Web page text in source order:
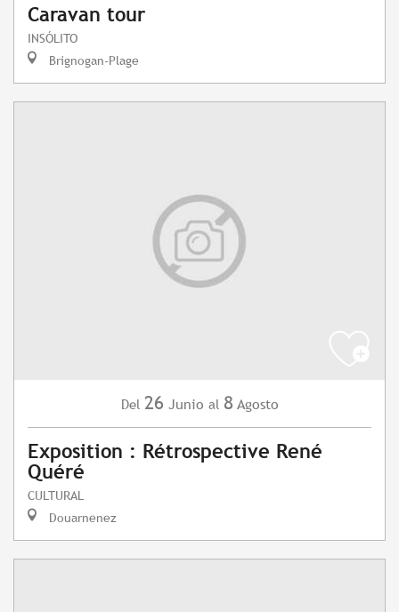
Caravan tour
INSÓLITO
Brignogan-Plage
Del 26 Junio al 8 Agosto
Exposition : Rétrospective René
Quéré
CULTURAL
Douarnenez